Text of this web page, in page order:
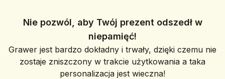
Nie pozwól, aby Twój prezent odszedł w
niepamięć!
Grawer jest bardzo dokładny i trwały, dzięki czemu nie
zostaje zniszczony w trakcie użytkowania a taka
personalizacja jest wieczna!